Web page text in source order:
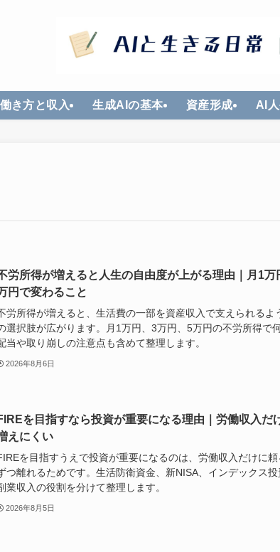
働き方と収入 生成AIの基本 資産形成 AI
労所得が増えると人生の自由度が上がる理由｜月1万
円で変わること
労所得が増えると、生活費の一部を資産収入で支えられるよ
選択肢が広がります。月1万円、3万円、5万円の不労所得で
当や取り崩しの注意点も含めて整理します。
2026年8月6日
を目指すなら投資が重要になる理由｜労働収入だ
えにくい
を目指すうえで投資が重要になるのは、労働収入だけに
つ離れるためです。生活防衛資金、新NISA、インデックス投
業収入の役割を分けて整理します。
2026年8月5日